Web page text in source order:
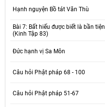
Hạnh nguyện Bồ tát Văn Thù
Bài 7: Bất hiếu được biết là bần tiện
(Kinh Tập 83)
Đức hạnh vị Sa Môn
Câu hỏi Phật pháp 68 - 100
Câu hỏi Phật pháp 51-67